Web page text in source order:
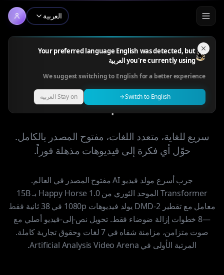
العربية
Your preferred language English was detected, but
you're currently using العربية
We suggest switching to English for a better experience
Switch to English Stay on العربية
Happy Horse 1.0 — مولد
الفيديو AI مفتوح المصدر رقم
1
سريع للغاية، متعدد اللغات، مفتوح المصدر بالكامل.
حوّل أي فكرة إلى فيديوهات مذهلة فوراً.
جرب أسرع مولد فيديو AI مفتوح المصدر في العالم.
Transformer الموحد الثوري من Happy Horse 1.0 بـ 15B
معامل مع تقطير DMD-2 يولد فيديوهات 1080p في 38 ثانية فقط
—8 خطوات إزالة ضوضاء فقط. تحويل نص-إلى-فيديو أصلي مع
صوت متزامن، مزامنة شفاه في 7 لغات وحقوق تجارية كاملة.
المرتبة الأولى في Artificial Analysis Video Arena.